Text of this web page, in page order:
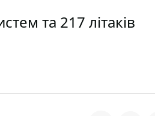
та 217 літаків